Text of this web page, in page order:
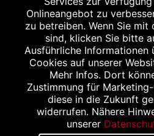
Apotheken verbindlichen
Apotheke in bestimmten Fällen
Jahren) das Produkt mit der
Krankenversicherung abrechnet.
Erstattungspreis im Falle einer
gesetzlichen Krankenkassen,
Zwangsrabattes (zur Zeit 5%)
Unverbindliche
Onlineangebot zu
zu betreiben. Wenn Sie mit
sind, klicken Sie bitte
Ausführliche Informationen
Cookies auf unserer
Mehr Infos. Dort
Zustimmung für
diese in die Zukunft
widerrufen. Nähere
unserer